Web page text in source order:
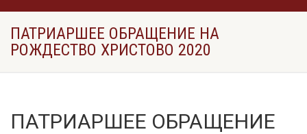
ПАТРИАРШЕЕ ОБРАЩЕНИЕ НА
РОЖДЕСТВО ХРИСТОВО 2020
ПАТРИАРШЕЕ ОБРАЩЕНИЕ